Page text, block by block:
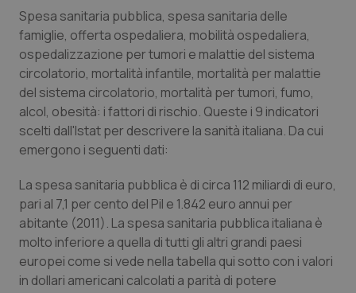
Provincia Autonoma di Bolzano
Provincia Autonoma di Trento
Puglia
Sardegna
Sicilia
Toscana
Umbria
Infezioni & Febbre
Ipertensione & Scompenso
Malattie rare
Malattia di Crohn & Rettocolite Ulcerosa
Neuroscienze & patologie neurodegenerative
Obesità
Oftalmologia
Spesa sanitaria pubblica, spesa sanitaria delle
famiglie, offerta ospedaliera, mobilità ospedaliera,
ospedalizzazione per tumori e malattie del sistema
circolatorio, mortalità infantile, mortalità per malattie
del sistema circolatorio, mortalità per tumori, fumo,
alcol, obesità: i fattori di rischio. Queste i 9 indicatori
scelti dall'Istat per descrivere la sanità italiana. Da cui
emergono i seguenti dati:
La spesa sanitaria pubblica è di circa 112 miliardi di euro,
pari al 7,1 per cento del Pil e 1.842 euro annui per
abitante (2011). La spesa sanitaria pubblica italiana è
molto inferiore a quella di tutti gli altri grandi paesi
europei come si vede nella tabella qui sotto con i valori
in dollari americani calcolati a parità di potere